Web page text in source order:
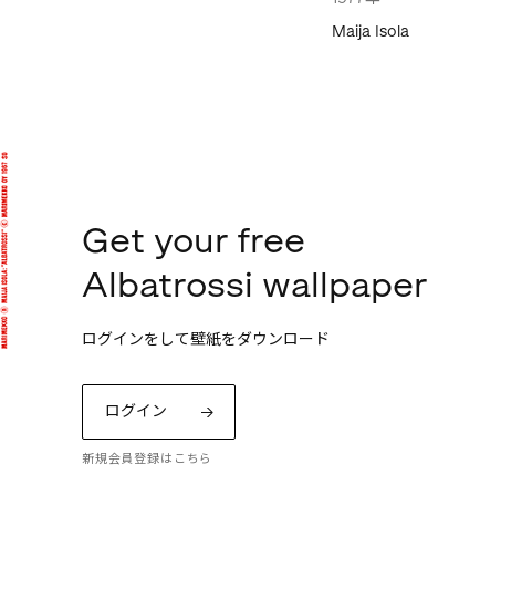
Maija Isola
Get your free
Albatrossi wallpaper
ログインをして壁紙をダウンロード
ログイン
新規会員登録はこちら